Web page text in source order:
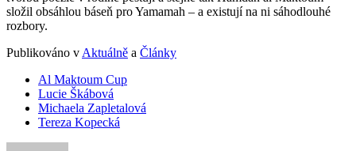
složil obsáhlou báseň pro Yamamah – a existují na ni sáhodlouhé
rozbory.
Publikováno v Aktuálně a Články
Al Maktoum Cup
Lucie Škábová
Michaela Zapletalová
Tereza Kopecká